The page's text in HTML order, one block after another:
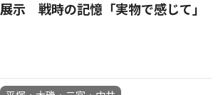
展示 戦時の記憶「実物で感じて」